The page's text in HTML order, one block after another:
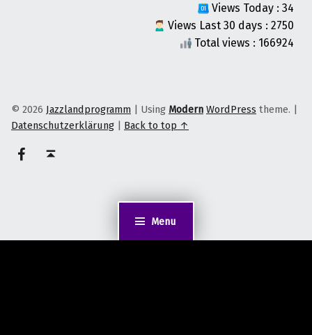
Menu
Views Today : 34
Views Last 30 days : 2750
Total views : 166924
© 2026 Jazzlandprogramm | Using Modern WordPress theme. |
Datenschutzerklärung | Back to top ↑